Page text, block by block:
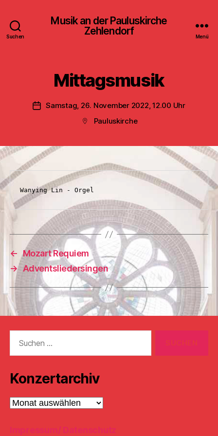
Suchen
Musik an der Pauluskirche
Zehlendorf
Menü
Mittagsmusik
Veröffentlichungsdatum
Samstag, 26. November 2022, 12.00 Uhr
Beitragsort
Pauluskirche
Wanying Lin - Orgel
← Mozart Requiem
→ Adventsliedersingen
nach:
Konzertarchiv
Konzertarchiv
Impressum/ Datenschutz